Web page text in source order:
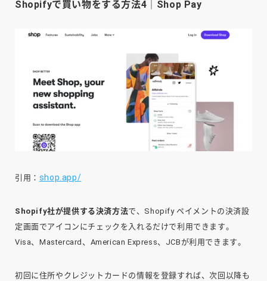
Shopifyで買い物をする方法4｜Shop Pay
引用： shop.app/
Shopify社が提供する決済方法で、Shopify ペイメントの決済設
定画面でアイコンにチェックを入れるだけで利用できます。
Visa、Mastercard、American Express、JCBが利用できます。
初回に住所やクレジットカードの情報を登録すれば、次回以降も